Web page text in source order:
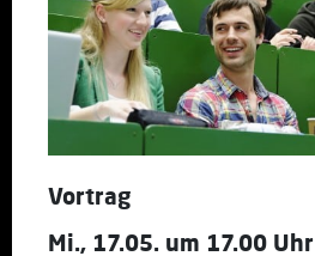
Vortrag
Mi., 17.05. um 17.00 Uhr